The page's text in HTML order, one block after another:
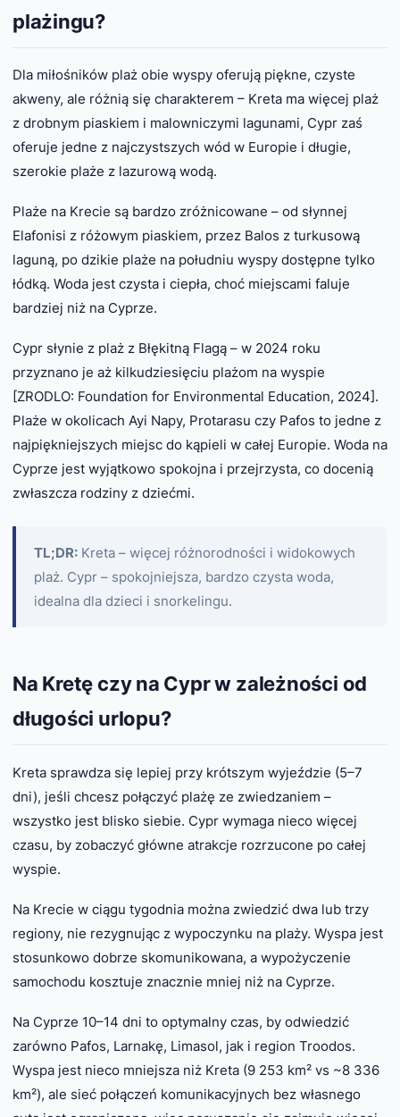
plażingu?
Dla miłośników plaż obie wyspy oferują piękne, czyste
akweny, ale różnią się charakterem – Kreta ma więcej plaż
z drobnym piaskiem i malowniczymi lagunami, Cypr zaś
oferuje jedne z najczystszych wód w Europie i długie,
szerokie plaże z lazurową wodą.
Plaże na Krecie są bardzo zróżnicowane – od słynnej
Elafonisi z różowym piaskiem, przez Balos z turkusową
laguną, po dzikie plaże na południu wyspy dostępne tylko
łódką. Woda jest czysta i ciepła, choć miejscami faluje
bardziej niż na Cyprze.
Cypr słynie z plaż z Błękitną Flagą – w 2024 roku
przyznano je aż kilkudziesięciu plażom na wyspie
[ZRODLO: Foundation for Environmental Education, 2024].
Plaże w okolicach Ayi Napy, Protarasu czy Pafos to jedne z
najpiękniejszych miejsc do kąpieli w całej Europie. Woda na
Cyprze jest wyjątkowo spokojna i przejrzysta, co docenią
zwłaszcza rodziny z dziećmi.
TL;DR: Kreta – więcej różnorodności i widokowych
plaż. Cypr – spokojniejsza, bardzo czysta woda,
idealna dla dzieci i snorkelingu.
Na Kretę czy na Cypr w zależności od
długości urlopu?
Kreta sprawdza się lepiej przy krótszym wyjeździe (5–7
dni), jeśli chcesz połączyć plażę ze zwiedzaniem –
wszystko jest blisko siebie. Cypr wymaga nieco więcej
czasu, by zobaczyć główne atrakcje rozrzucone po całej
wyspie.
Na Krecie w ciągu tygodnia można zwiedzić dwa lub trzy
regiony, nie rezygnując z wypoczynku na plaży. Wyspa jest
stosunkowo dobrze skomunikowana, a wypożyczenie
samochodu kosztuje znacznie mniej niż na Cyprze.
Na Cyprze 10–14 dni to optymalny czas, by odwiedzić
zarówno Pafos, Larnakę, Limasol, jak i region Troodos.
Wyspa jest nieco mniejsza niż Kreta (9 253 km² vs ~8 336
km²), ale sieć połączeń komunikacyjnych bez własnego